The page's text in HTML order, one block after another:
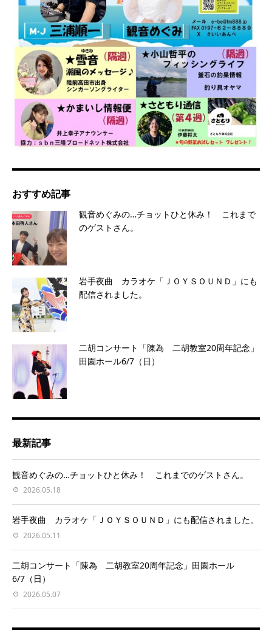
おすすめ記事
観音めぐみの…チョットひと休み！ これまで
のゲストさん。
岩手夜曲 カラオケ「ＪＯＹＳＯＵＮＤ」にも
配信されました。
二胡コンサート「陳為 二胡教室20周年記念」
田園ホール6/7（日）
最新記事
観音めぐみの…チョットひと休み！ これまでのゲストさん。
2026.05.18
岩手夜曲 カラオケ「ＪＯＹＳＯＵＮＤ」にも配信されました。
2026.05.11
二胡コンサート「陳為 二胡教室20周年記念」田園ホール
6/7（日）
2026.05.07